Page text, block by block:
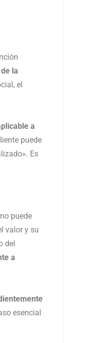
la
el
a
puede
Es
puede
valor y su
del
a
esencial